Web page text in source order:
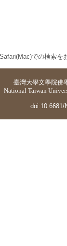
での検索を
臺灣大學文學院佛
National Taiwan
doi:10.6681/